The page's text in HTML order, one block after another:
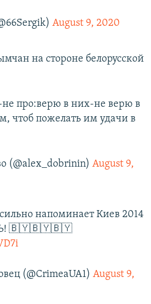
August 9, 2020
на стороне белорусской
не про:верю в них-не верю в
чтоб пожелать им удачи в
(@alex_dobrinin) August 9,
напоминает Киев 2014
🇧🇾🇧🇾🇧🇾
(@CrimeaUA1) August 9,